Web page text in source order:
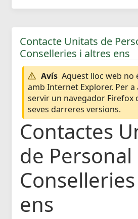
Contacte Unitats de
Conselleries i altres ens
Avís Aquest lloc web no
amb Internet Explorer. Per a
servir un navegador Firefox
seves darreres versions.
Contactes
de Personal
ens